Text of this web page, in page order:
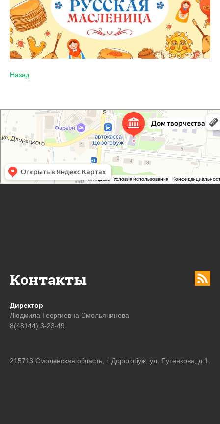
Назад
Контакты
Директор
Людмила Георгиевна Смольянинова
8(48144) 3-23-49
215713 Смоленская область, г. Дорогобуж, ул. Путенкова, д.1.
Дорогобужский дом детского творчества
Дом культуры в Дорогобуже
Дополнительное образование в Дорогобуже